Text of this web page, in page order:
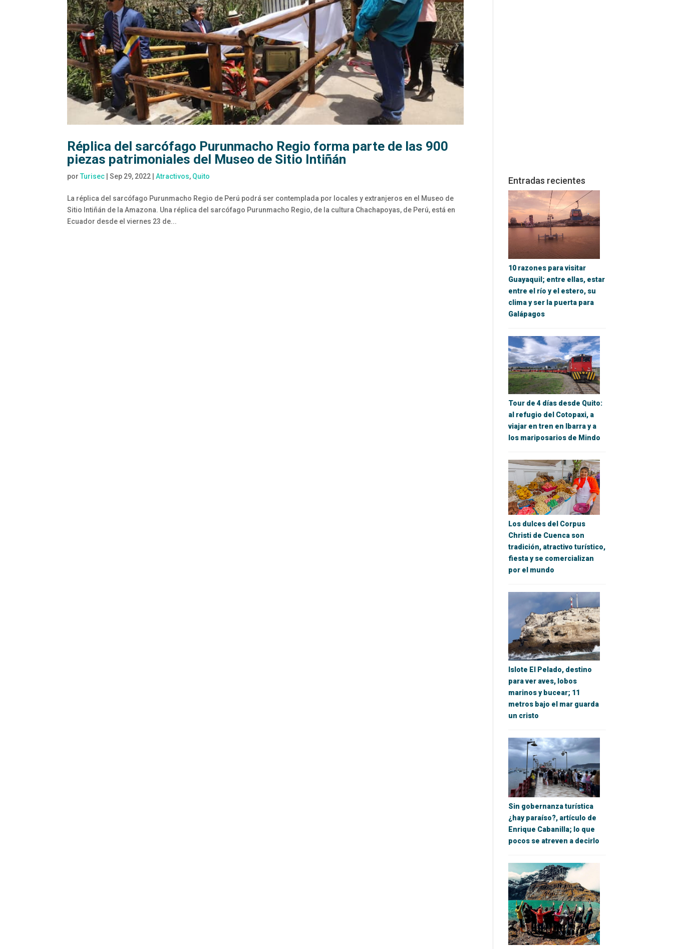
Réplica del sarcófago Purunmacho Regio forma parte de las 900
piezas patrimoniales del Museo de Sitio Intiñán
porTurisec |Sep 29, 2022 |Atractivos, Quito
La réplica del sarcófago Purunmacho Regio de Perú podrá ser contemplada por locales y extranjeros en el Museo de
Sitio Intiñán de la Amazona. Una réplica del sarcófago Purunmacho Regio, de la cultura Chachapoyas, de Perú, está en
Ecuador desde el viernes 23 de...
Entradas recientes
10 razones para visitar
Guayaquil; entre ellas, estar
entre el río y el estero, su
clima y ser la puerta para
Galápagos
Tour de 4 días desde Quito:
al refugio del Cotopaxi, a
viajar en tren en Ibarra y a
los mariposarios de Mindo
Los dulces del Corpus
Christi de Cuenca son
tradición, atractivo turístico,
fiesta y se comercializan
por el mundo
Islote El Pelado, destino
para ver aves, lobos
marinos y bucear; 11
metros bajo el mar guarda
un cristo
Sin gobernanza turística
¿hay paraíso?, artículo de
Enrique Cabanilla; lo que
pocos se atreven a decirlo